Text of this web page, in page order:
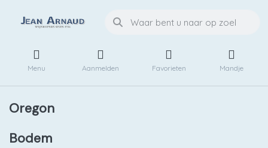
Menu Aanmelden Favorieten Mandje
Oregon
Bodem